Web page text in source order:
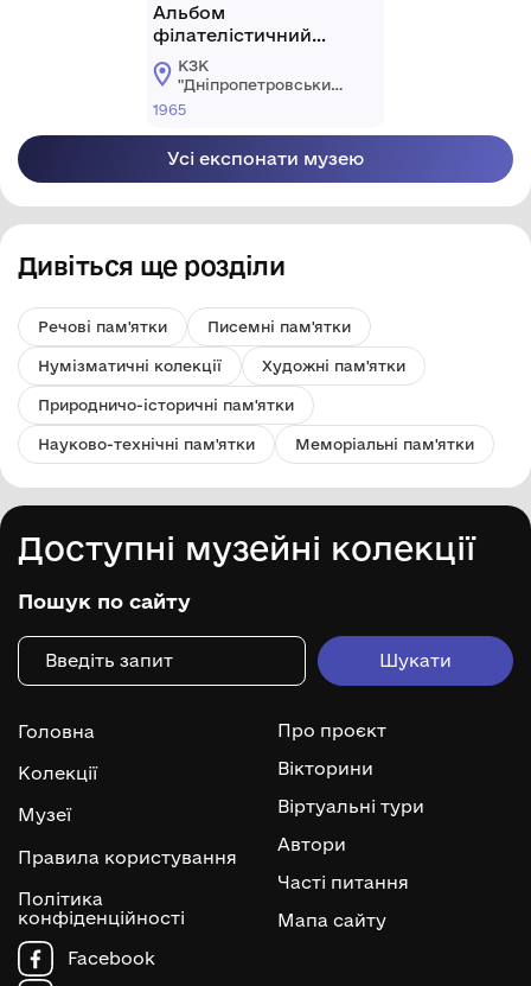
Альбом
філателістичний
"Поштові марки
Республіка Куба".
КЗК
"Дніпропетровський
національний
Д.І. Яворницького"
ДОР"
1965
Усі експонати музею
Дивіться ще розділи
Речові пам'ятки Писемні пам'ятки
Нумізматичні колекції Художні пам'ятки
Природничо-історичні пам'ятки
Науково-технічні пам'ятки Меморіальні пам'ятки
Доступні музейні колекції
Пошук по сайту
Головна
Колекції
Музеї
Правила користування
Політика
конфіденційності
Про проєкт
Вікторини
Віртуальні тури
Автори
Часті питання
Мапа сайту
Facebook